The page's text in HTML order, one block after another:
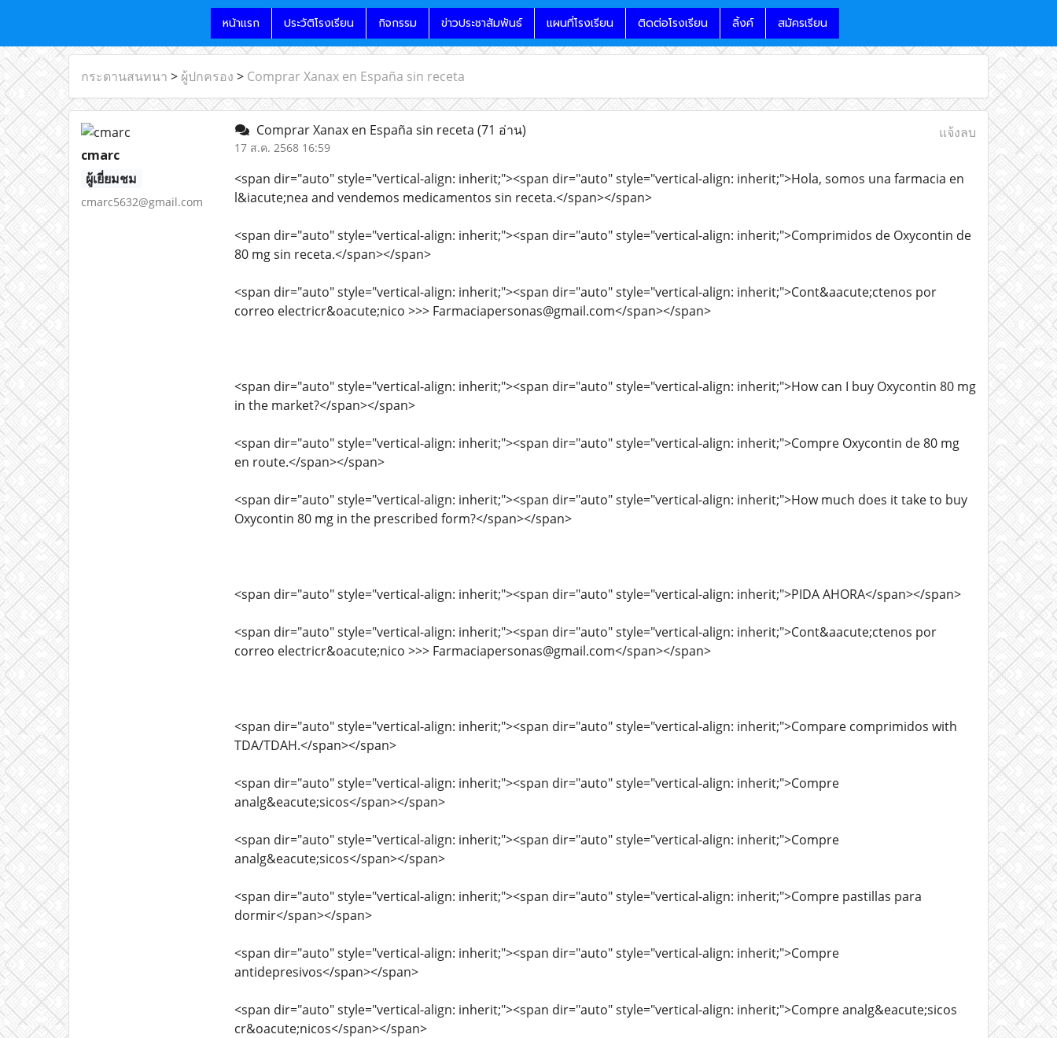
หน้าแรก ประวัติโรงเรียน กิจกรรม ข่าวประชาสัมพันธ์ แผนที่โรงเรียน ติดต่อโรงเรียน ลิ้งค์ สมัครเรียน
กระดานสนทนา > ผู้ปกครอง > Comprar Xanax en España sin receta
cmarc
ผู้เยี่ยมชม
cmarc5632@gmail.com
Comprar Xanax en España sin receta (71 อ่าน)
17 ส.ค. 2568 16:59
แจ้งลบ
<span dir="auto" style="vertical-align: inherit;"><span dir="auto" style="vertical-align: inherit;">Hola, somos una farmacia en
l&iacute;nea and vendemos medicamentos sin receta.</span></span>
<span dir="auto" style="vertical-align: inherit;"><span dir="auto" style="vertical-align: inherit;">Comprimidos de Oxycontin de
80 mg sin receta.</span></span>
<span dir="auto" style="vertical-align: inherit;"><span dir="auto" style="vertical-align: inherit;">Cont&aacute;ctenos por
correo electricr&oacute;nico >>> Farmaciapersonas@gmail.com</span></span>
<span dir="auto" style="vertical-align: inherit;"><span dir="auto" style="vertical-align: inherit;">How can I buy Oxycontin 80 mg
in the market?</span></span>
<span dir="auto" style="vertical-align: inherit;"><span dir="auto" style="vertical-align: inherit;">Compre Oxycontin de 80 mg
en route.</span></span>
<span dir="auto" style="vertical-align: inherit;"><span dir="auto" style="vertical-align: inherit;">How much does it take to buy
Oxycontin 80 mg in the prescribed form?</span></span>
<span dir="auto" style="vertical-align: inherit;"><span dir="auto" style="vertical-align: inherit;">PIDA AHORA</span></span>
<span dir="auto" style="vertical-align: inherit;"><span dir="auto" style="vertical-align: inherit;">Cont&aacute;ctenos por
correo electricr&oacute;nico >>> Farmaciapersonas@gmail.com</span></span>
<span dir="auto" style="vertical-align: inherit;"><span dir="auto" style="vertical-align: inherit;">Compare comprimidos with
TDA/TDAH.</span></span>
<span dir="auto" style="vertical-align: inherit;"><span dir="auto" style="vertical-align: inherit;">Compre
analg&eacute;sicos</span></span>
<span dir="auto" style="vertical-align: inherit;"><span dir="auto" style="vertical-align: inherit;">Compre
analg&eacute;sicos</span></span>
<span dir="auto" style="vertical-align: inherit;"><span dir="auto" style="vertical-align: inherit;">Compre pastillas para
dormir</span></span>
<span dir="auto" style="vertical-align: inherit;"><span dir="auto" style="vertical-align: inherit;">Compre
antidepresivos</span></span>
<span dir="auto" style="vertical-align: inherit;"><span dir="auto" style="vertical-align: inherit;">Compre analg&eacute;sicos
cr&oacute;nicos</span></span>